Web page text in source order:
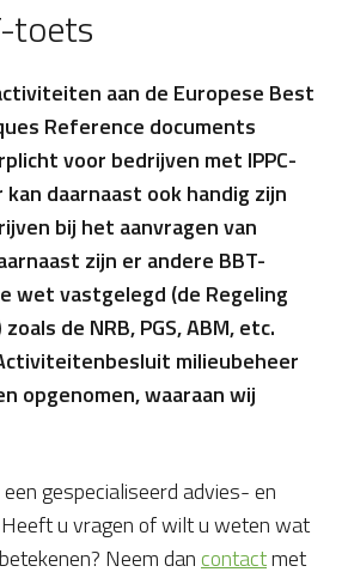
toets
aan de Europese Best
Reference documents
voor bedrijven met IPPC-
daarnaast ook handig zijn
bij het aanvragen van
zijn er andere BBT-
wet vastgelegd (de Regeling
de NRB, PGS, ABM, etc.
milieubeheer
opgenomen, waaraan wij
gespecialiseerd advies- en
u vragen of wilt u weten wat
Neem dancontactmet